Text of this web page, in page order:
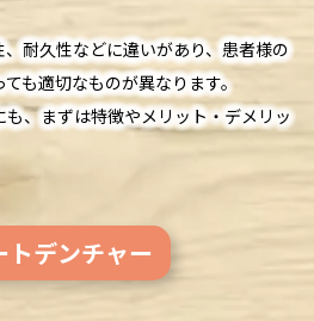
耐久性などに違いがあり、患者様の
も適切なものが異なります。
、まずは特徴やメリット・デメリッ
トデンチャー